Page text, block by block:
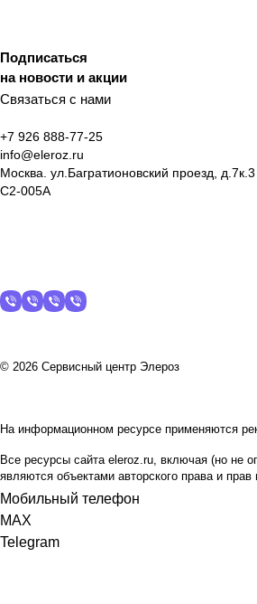
Подписаться
на новости и акции
Связаться с нами
+7 926 888-77-25
info@eleroz.ru
Москва. ул.Багратионовский проезд,
C2-005A
© 2026 Сервисный центр Элероз
На информационном ресурсе применяются
Все ресурсы сайта eleroz.ru, включая (но не
являются объектами авторского права и
Мобильный телефон
MAX
Telegram